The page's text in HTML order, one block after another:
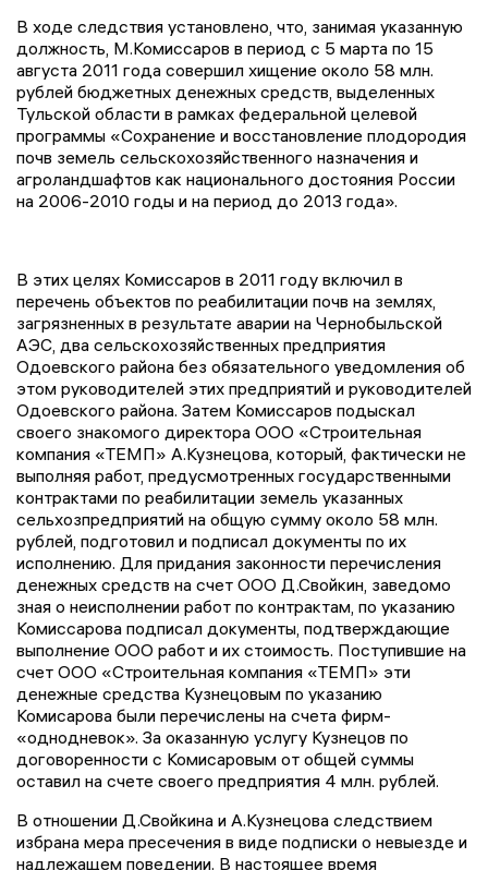
В ходе следствия установлено, что, занимая указанную
должность, М.Комиссаров в период с 5 марта по 15
августа 2011 года совершил хищение около 58 млн.
рублей бюджетных денежных средств, выделенных
Тульской области в рамках федеральной целевой
программы «Сохранение и восстановление плодородия
почв земель сельскохозяйственного назначения и
агроландшафтов как национального достояния России
на 2006-2010 годы и на период до 2013 года».
В этих целях Комиссаров в 2011 году включил в
перечень объектов по реабилитации почв на землях,
загрязненных в результате аварии на Чернобыльской
АЭС, два сельскохозяйственных предприятия
Одоевского района без обязательного уведомления об
этом руководителей этих предприятий и руководителей
Одоевского района. Затем Комиссаров подыскал
своего знакомого директора ООО «Строительная
компания «ТЕМП» А.Кузнецова, который, фактически не
выполняя работ, предусмотренных государственными
контрактами по реабилитации земель указанных
сельхозпредприятий на общую сумму около 58 млн.
рублей, подготовил и подписал документы по их
исполнению. Для придания законности перечисления
денежных средств на счет ООО Д.Свойкин, заведомо
зная о неисполнении работ по контрактам, по указанию
Комиссарова подписал документы, подтверждающие
выполнение ООО работ и их стоимость. Поступившие на
счет ООО «Строительная компания «ТЕМП» эти
денежные средства Кузнецовым по указанию
Комисарова были перечислены на счета фирм-
«однодневок». За оказанную услугу Кузнецов по
договоренности с Комисаровым от общей суммы
оставил на счете своего предприятия 4 млн. рублей.
В отношении Д.Свойкина и А.Кузнецова следствием
избрана мера пресечения в виде подписки о невыезде и
надлежащем поведении. В настоящее время